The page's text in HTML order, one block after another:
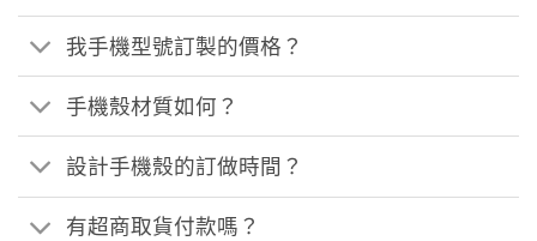
我手機型號訂製的價格？
手機殼材質如何？
設計手機殼的訂做時間？
有超商取貨付款嗎？